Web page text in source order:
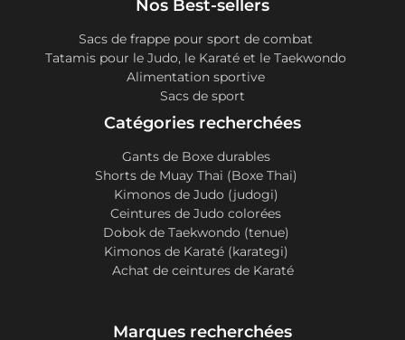
Nos Best-sellers
Sacs de frappe pour sport de combat
Tatamis pour le Judo, le Karaté et le Taekwondo
Alimentation sportive
Sacs de sport
Catégories recherchées
Gants de Boxe durables
Shorts de Muay Thai (Boxe Thai)
Kimonos de Judo (judogi)
Ceintures de Judo colorées
Dobok de Taekwondo (tenue)
Kimonos de Karaté (karategi)
Achat de ceintures de Karaté
Marques recherchées